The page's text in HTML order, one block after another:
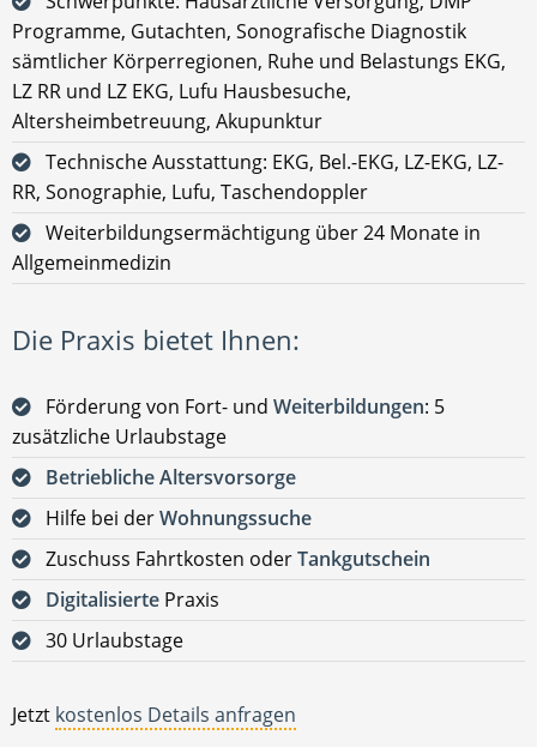
Programme, Gutachten, Sonografische Diagnostik
sämtlicher Körperregionen, Ruhe und Belastungs EKG,
LZ RR und LZ EKG, Lufu Hausbesuche,
Altersheimbetreuung, Akupunktur
Technische Ausstattung: EKG, Bel.-EKG, LZ-EKG, LZ-
RR, Sonographie, Lufu, Taschendoppler
Weiterbildungsermächtigung über 24 Monate in
Allgemeinmedizin
Die Praxis bietet Ihnen:
Förderung von Fort- und Weiterbildungen: 5
zusätzliche Urlaubstage
Betriebliche Altersvorsorge
Hilfe bei derWohnungssuche
Zuschuss Fahrtkosten oderTankgutschein
Digitalisierte Praxis
30 Urlaubstage
Jetzt kostenlos Details anfragen